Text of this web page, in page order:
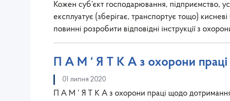
Кожен суб’єкт господарювання, підприємство,
експлуатує (зберігає, транспортує тощо)
повинні розробити відповідні інструкції з
П А М ‘ Я Т К А з охорони праці
01 липня 2020
П А М ‘ Я Т К А з охорони праці щодо